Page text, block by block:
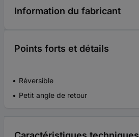
Information du fabricant
Points forts et détails
Réversible
Petit angle de retour